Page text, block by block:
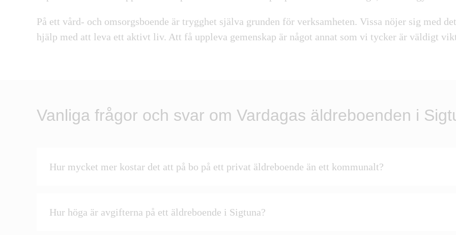
På ett vård- och omsorgsboende är trygghet själva grunden för verksamheten. Vissa nöjer sig med
hjälp med att leva ett aktivt liv. Att få uppleva gemenskap är något annat som vi tycker är väldigt
Vanliga frågor och svar om Vardagas äldreboenden i
Hur mycket mer kostar det att på bo på ett privat äldreboende än ett kommunalt?
Hur höga är avgifterna på ett äldreboende i Sigtuna?